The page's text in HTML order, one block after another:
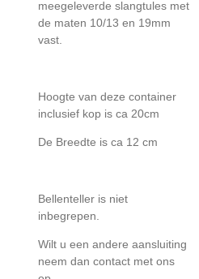
meegeleverde slangtules met
de maten 10/13 en 19mm
vast.
Hoogte van deze container
inclusief kop is ca 20cm
De Breedte is ca 12 cm
Bellenteller is niet
inbegrepen.
Wilt u een andere aansluiting
neem dan contact met ons